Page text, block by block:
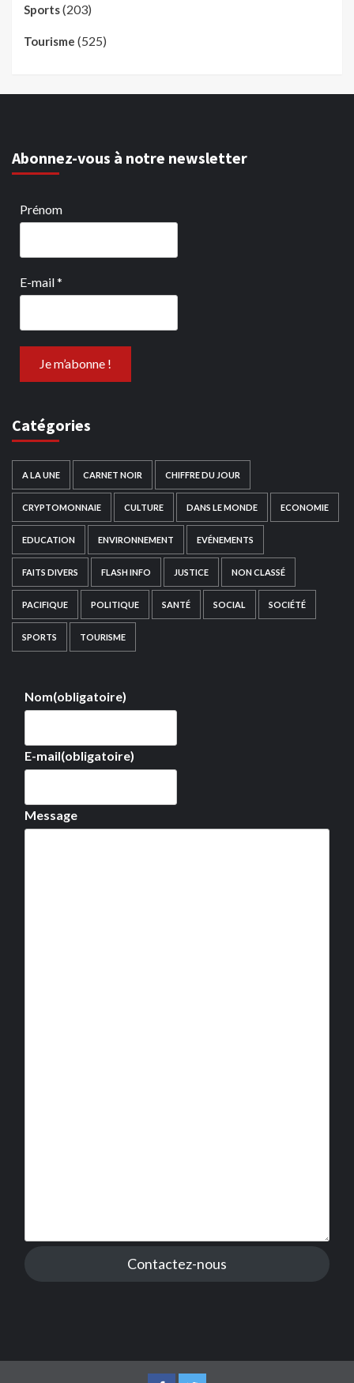
Sports(203)
Tourisme (525)
Abonnez-vous à notre newsletter
Prénom
E-mail*
Catégories
A LA UNE CARNET NOIR CHIFFRE DU JOUR
CRYPTOMONNAIE CULTURE DANS LE MONDE ECONOMIE
EDUCATION ENVIRONNEMENT EVÉNEMENTS
FAITS DIVERS FLASH INFO JUSTICE NON CLASSÉ
PACIFIQUE POLITIQUE SANTÉ SOCIAL SOCIÉTÉ
SPORTS TOURISME
Nom(obligatoire)
E-mail(obligatoire)
Message
Contactez-nous